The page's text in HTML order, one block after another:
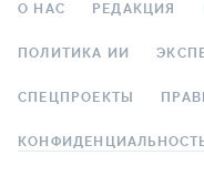
О НАС РЕДАКЦИЯ
ПОЛИТИКА ИИ
СПЕЦПРОЕКТЫ